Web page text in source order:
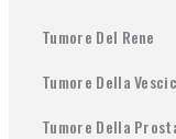
Tumore Del Rene
Tumore Della
Tumore Della